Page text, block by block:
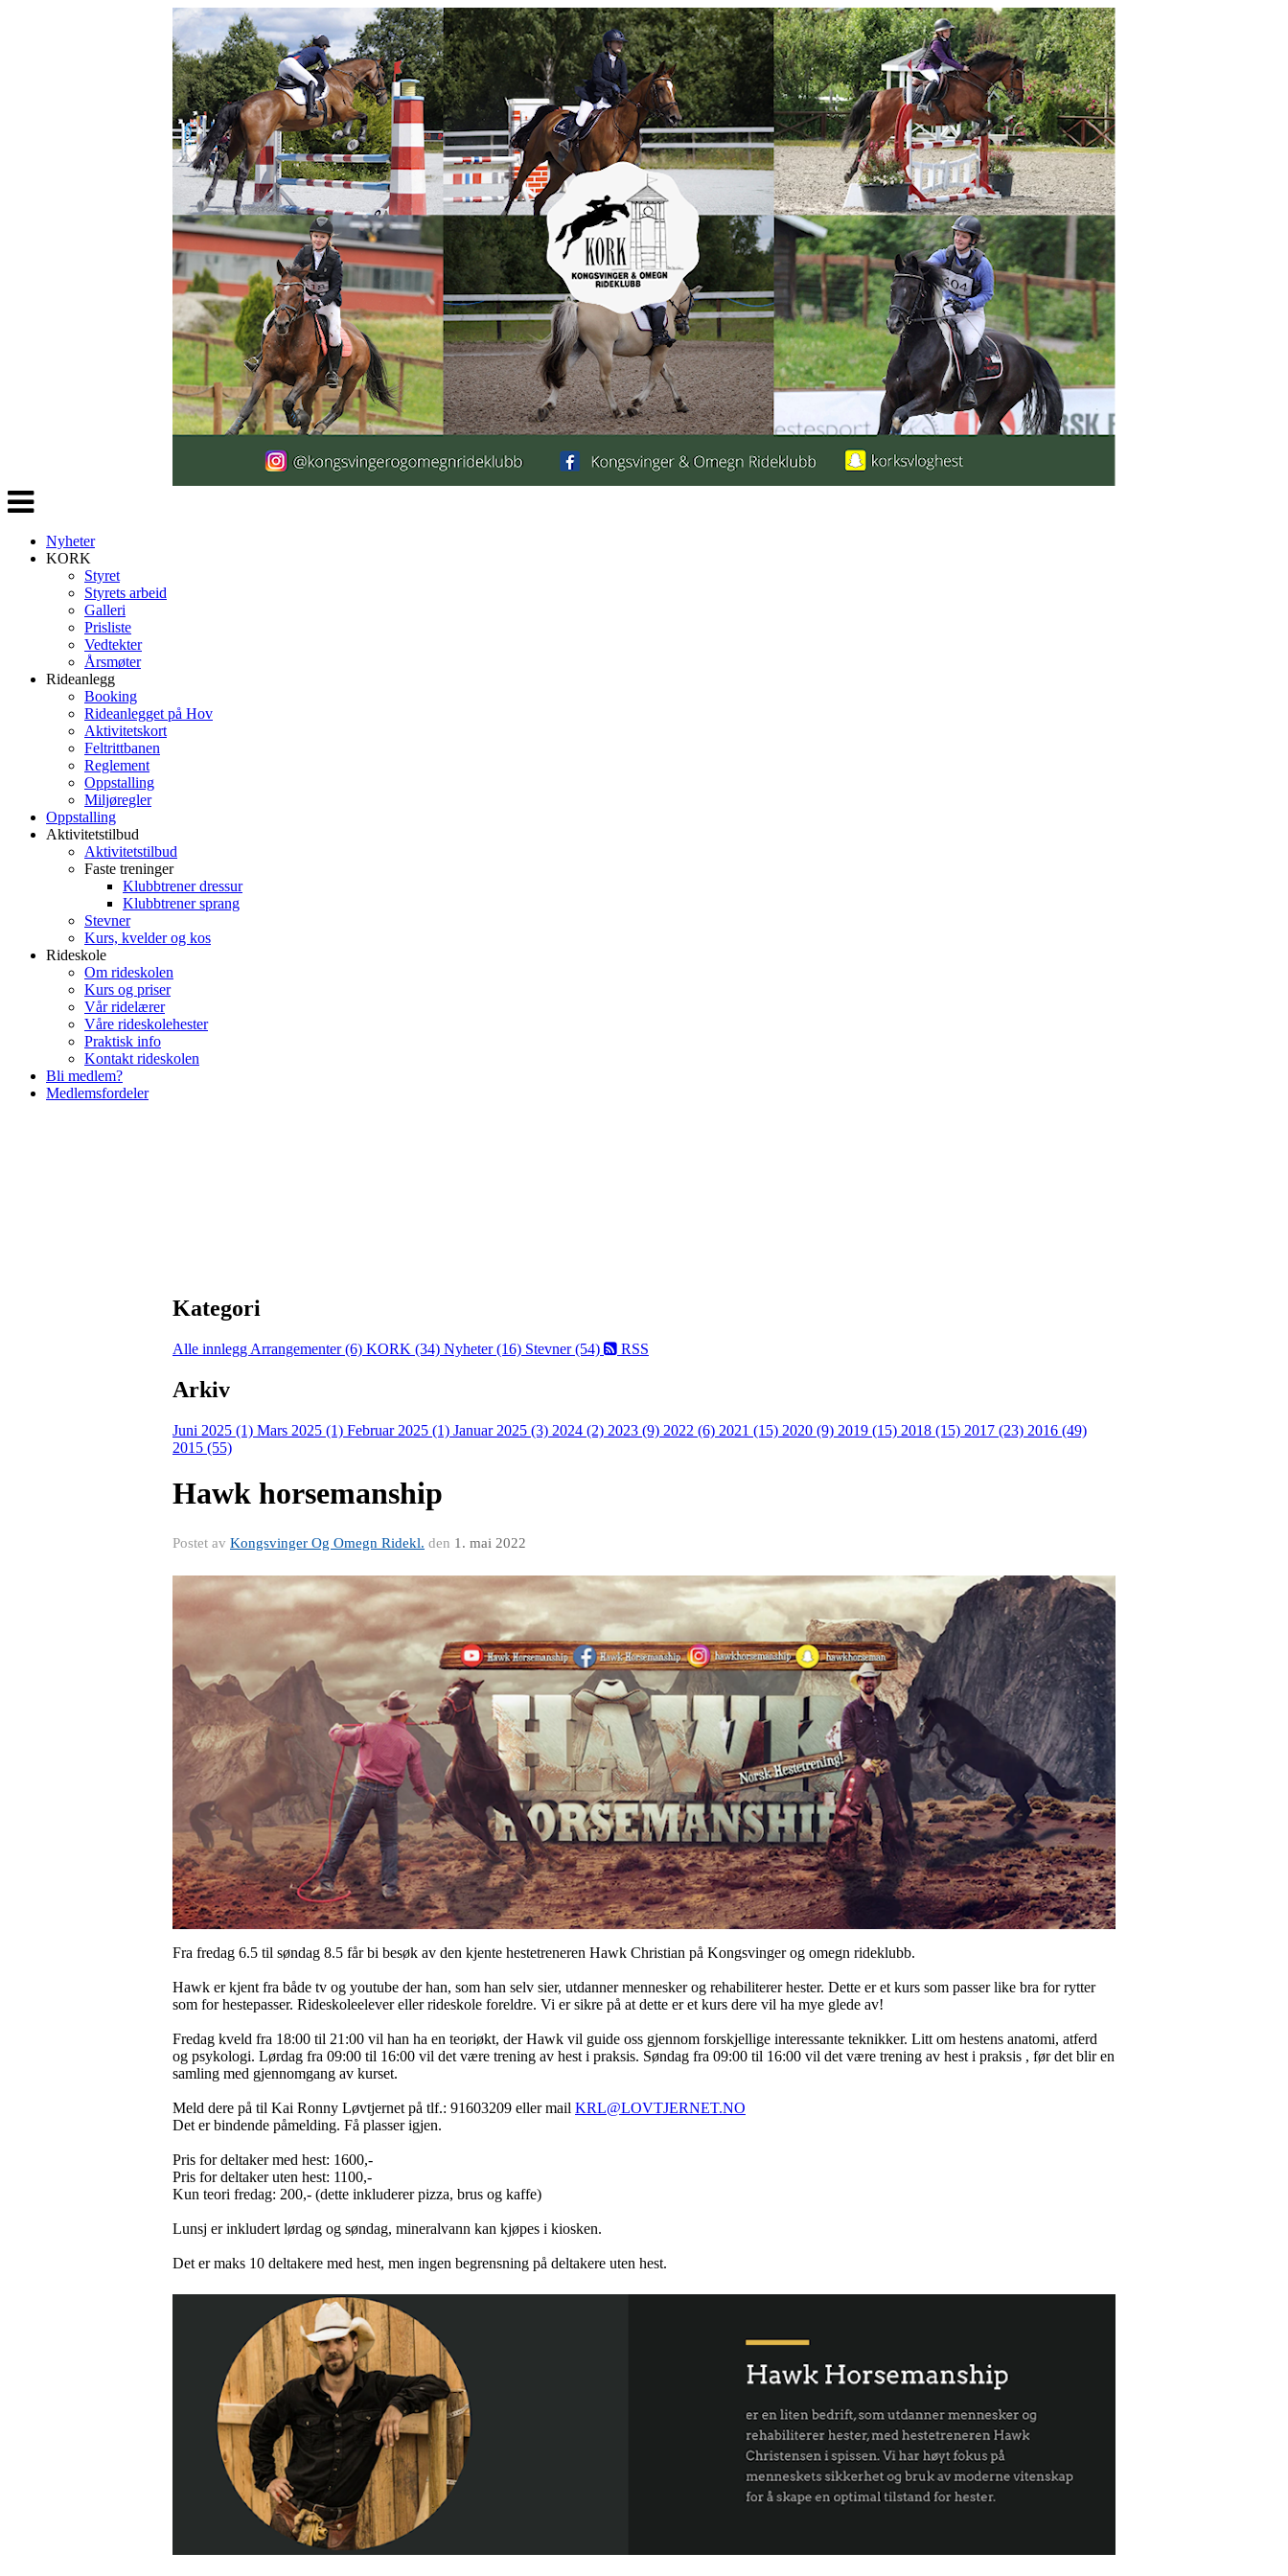
Veksle
navigasjon
Nyheter
KORK
Styret
Styrets arbeid
Galleri
Prisliste
Vedtekter
Årsmøter
Rideanlegg
Booking
Rideanlegget på Hov
Aktivitetskort
Feltrittbanen
Reglement
Oppstalling
Miljøregler
Oppstalling
Aktivitetstilbud
Aktivitetstilbud
Faste treninger
Klubbtrener dressur
Klubbtrener sprang
Stevner
Kurs, kvelder og kos
Rideskole
Om rideskolen
Kurs og priser
Vår ridelærer
Våre rideskolehester
Praktisk info
Kontakt rideskolen
Bli medlem?
Medlemsfordeler
Kategori
Alle innlegg Arrangementer (6) KORK (34) Nyheter (16) Stevner (54) RSS
Arkiv
Juni 2025 (1) Mars 2025 (1) Februar 2025 (1) Januar 2025 (3) 2024 (2) 2023 (9) 2022 (6) 2021 (15) 2020 (9) 2019 (15) 2018 (15) 2017 (23) 2016 (49)
2015 (55)
Hawk horsemanship
Postet av Kongsvinger Og Omegn Ridekl. den 1. mai 2022
Fra fredag 6.5 til søndag 8.5 får bi besøk av den kjente hestetreneren Hawk Christian på Kongsvinger og omegn rideklubb.
Hawk er kjent fra både tv og youtube der han, som han selv sier, utdanner mennesker og rehabiliterer hester. Dette er et kurs som passer like bra for rytter
som for hestepasser. Rideskoleelever eller rideskole foreldre. Vi er sikre på at dette er et kurs dere vil ha mye glede av!
Fredag kveld fra 18:00 til 21:00 vil han ha en teoriøkt, der Hawk vil guide oss gjennom forskjellige interessante teknikker. Litt om hestens anatomi, atferd
og psykologi. Lørdag fra 09:00 til 16:00 vil det være trening av hest i praksis. Søndag fra 09:00 til 16:00 vil det være trening av hest i praksis , før det blir en
samling med gjennomgang av kurset.
Meld dere på til Kai Ronny Løvtjernet på tlf.: 91603209 eller mail KRL@LOVTJERNET.NO
Det er bindende påmelding. Få plasser igjen.
Pris for deltaker med hest: 1600,-
Pris for deltaker uten hest: 1100,-
Kun teori fredag: 200,- (dette inkluderer pizza, brus og kaffe)
Lunsj er inkludert lørdag og søndag, mineralvann kan kjøpes i kiosken.
Det er maks 10 deltakere med hest, men ingen begrensning på deltakere uten hest.